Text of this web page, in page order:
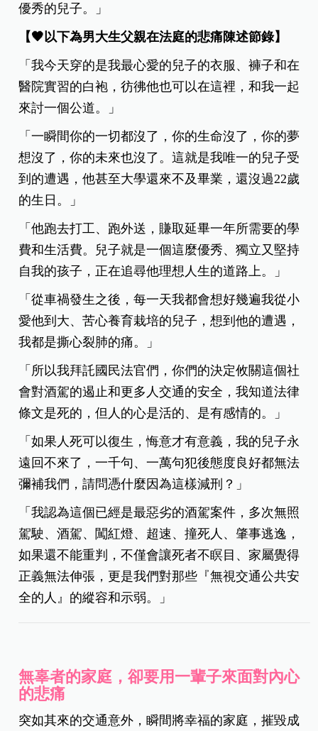
優秀的兒子。」
【🖤以下為男大生父親在法庭的悲痛陳述節錄】
「我今天穿的是我最心愛的兒子的衣服、褲子和在
醫院實習的白袍，彷彿他也可以在這裡，和我一起
來討一個公道。」
「一瞬間你的一切都沒了，你的生命沒了，你的夢
想沒了，你的未來也沒了。這就是我唯一的兒子受
到的遭遇，他甚至大學還來不及畢業，還沒過22歲
的生日。」
「他跑去打工、跑外送，賺取延畢一年所需要的學
費和生活費。兒子就是一個這麼優秀、獨立又堅持
自我的孩子，正在追尋他理想人生的道路上。」
「從車禍發生之後，每一天我都會想好幾遍我從小
愛他到大、苦心養育栽培的兒子，想到他的遭遇，
我都是撕心裂肺的痛。」
「所以我拜託國民法官們，你們的決定攸關這個社
會對酒駕的遏止和更多人交通的安全，我知道法律
條文是死的，但人的心是活的、是有感情的。」
「如果人死可以復生，悔意才有意義，我的兒子永
遠回不來了，一千句、一萬句犯後態度良好都無法
彌補我們，請問憑什麼因為這樣減刑？」
「我認為這個已經是最惡劣的酒駕案件，多次無照
駕駛、酒駕、闖紅燈、超速、撞死人、肇事逃逸，
如果還不能重判，不僅會讓死者不瞑目、家屬覺得
正義無法伸張，更是我們對那些『無視交通公共安
全的人』的縱容和示弱。」
無辜者的家庭，卻要用一輩子來面對內心
的悲痛
突如其來的交通意外，瞬間將幸福的家庭，摧毀成